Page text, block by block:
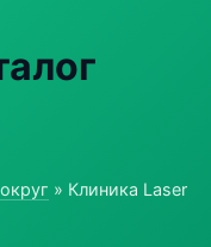
» Клиника Laser